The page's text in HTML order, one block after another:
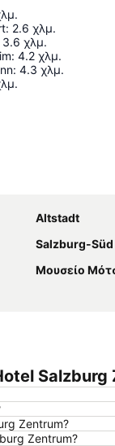
: 2.6 χλμ.
3.6 χλμ.
: 4.2 χλμ.
: 4.3 χλμ.
Altstadt
Salzburg-Süd
Μουσείο
Salzburg
Zentrum?
Zentrum?